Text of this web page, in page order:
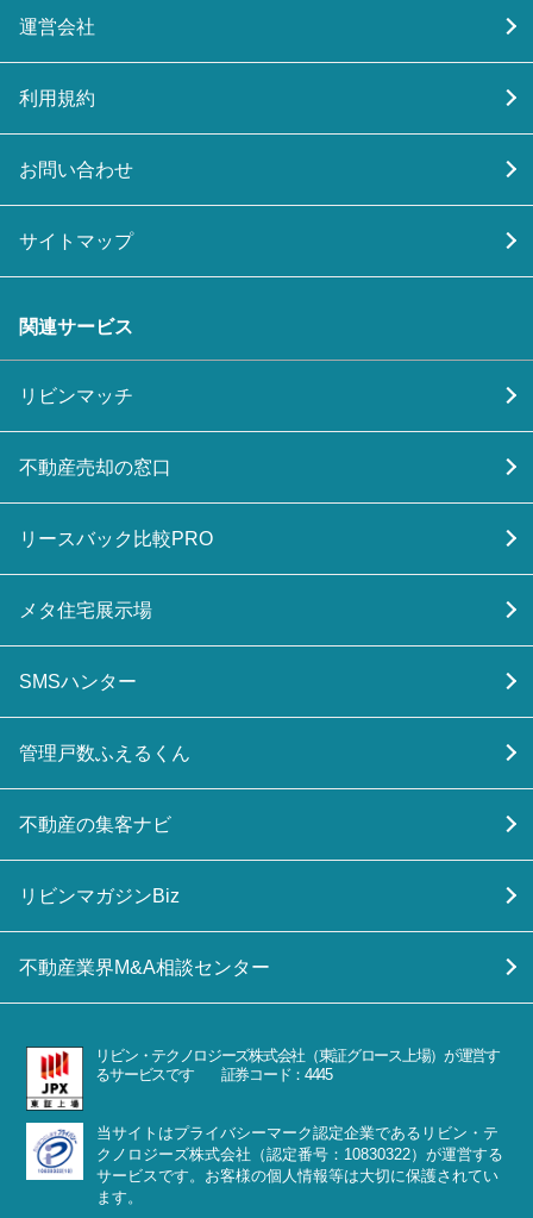
運営会社
利用規約
お問い合わせ
サイトマップ
関連サービス
リビンマッチ
不動産売却の窓口
リースバック比較PRO
メタ住宅展示場
SMSハンター
管理戸数ふえるくん
不動産の集客ナビ
リビンマガジンBiz
不動産業界M&A相談センター
リビン・テクノロジーズ株式会社（東証グロース上場）が運営す
るサービスです 証券コード：4445
当サイトはプライバシーマーク認定企業であるリビン・テ
クノロジーズ株式会社（認定番号：10830322）が運営する
サービスです。お客様の個人情報等は大切に保護されてい
ます。